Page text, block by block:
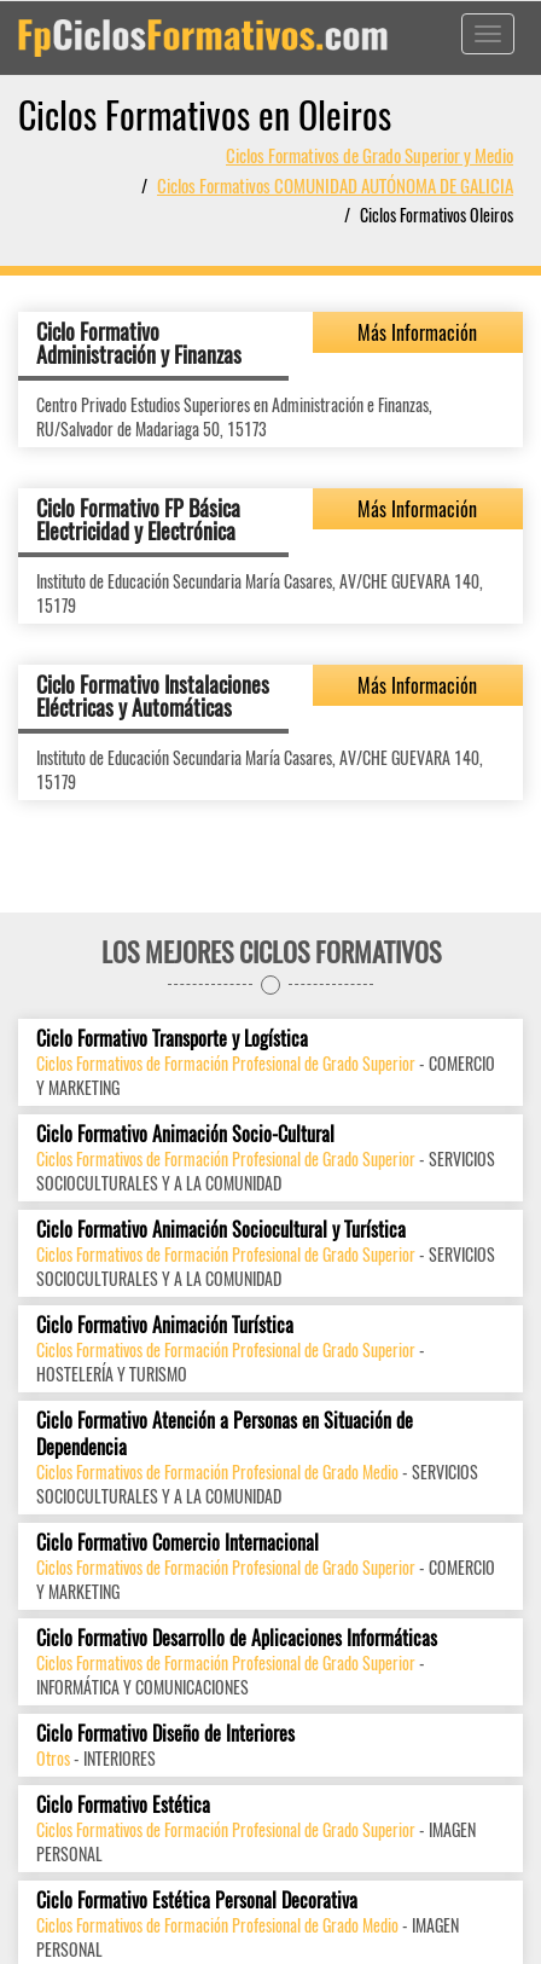
Toggle
Ciclos Formativos en Oleiros
Ciclos Formativos de Grado Superior y Medio
Ciclos Formativos COMUNIDAD AUTÓNOMA DE GALICIA
Ciclos Formativos Oleiros
Ciclo Formativo
Administración y Finanzas
Más Información
Centro Privado Estudios Superiores en Administración e Finanzas,
RU/Salvador de Madariaga 50, 15173
Ciclo Formativo FP Básica
Electricidad y Electrónica
Más Información
Instituto de Educación Secundaria María Casares, AV/CHE GUEVARA 140,
15179
Ciclo Formativo Instalaciones
Eléctricas y Automáticas
Más Información
Instituto de Educación Secundaria María Casares, AV/CHE GUEVARA 140,
15179
LOS MEJORES CICLOS FORMATIVOS
Ciclo Formativo Transporte y Logística
Ciclos Formativos de Formación Profesional de Grado Superior- COMERCIO
Y MARKETING
Ciclo Formativo Animación Socio-Cultural
Ciclos Formativos de Formación Profesional de Grado Superior- SERVICIOS
SOCIOCULTURALES Y A LA COMUNIDAD
Ciclo Formativo Animación Sociocultural y Turística
Ciclos Formativos de Formación Profesional de Grado Superior- SERVICIOS
SOCIOCULTURALES Y A LA COMUNIDAD
Ciclo Formativo Animación Turística
Ciclos Formativos de Formación Profesional de Grado Superior-
HOSTELERÍA Y TURISMO
Ciclo Formativo Atención a Personas en Situación de
Dependencia
Ciclos Formativos de Formación Profesional de Grado Medio- SERVICIOS
SOCIOCULTURALES Y A LA COMUNIDAD
Ciclo Formativo Comercio Internacional
Ciclos Formativos de Formación Profesional de Grado Superior- COMERCIO
Y MARKETING
Ciclo Formativo Desarrollo de Aplicaciones Informáticas
Ciclos Formativos de Formación Profesional de Grado Superior-
INFORMÁTICA Y COMUNICACIONES
Ciclo Formativo Diseño de Interiores
Otros- INTERIORES
Ciclo Formativo Estética
Ciclos Formativos de Formación Profesional de Grado Superior- IMAGEN
PERSONAL
Ciclo Formativo Estética Personal Decorativa
Ciclos Formativos de Formación Profesional de Grado Medio- IMAGEN
PERSONAL